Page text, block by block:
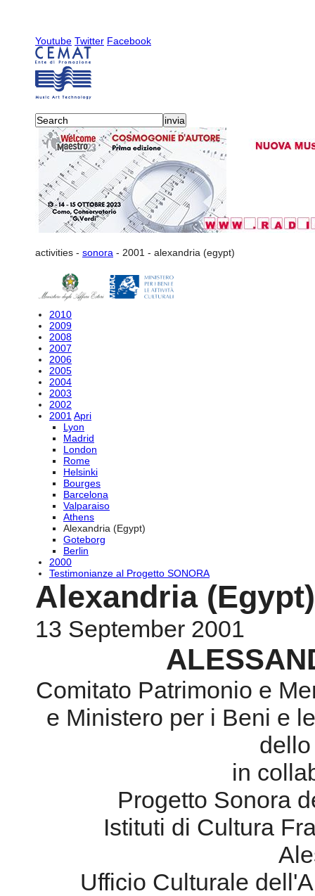
Youtube Twitter Facebook
activities - sonora - 2001 - alexandria (egypt)
2010
2009
2008
2007
2006
2005
2004
2003
2002
2001 Apri
Lyon
Madrid
London
Rome
Helsinki
Bourges
Barcelona
Valparaiso
Athens
Alexandria (Egypt)
Goteborg
Berlin
2000
Testimonianze al Progetto SONORA
Alexandria (Egypt)
13 September 2001
Comitato Patrimonio e
e Ministero per i Beni e
in
Progetto Sonora
Istituti di Cultura
Ufficio Culturale